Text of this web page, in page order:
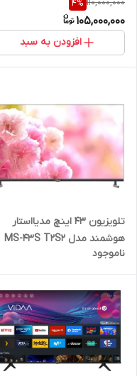
110,000,000
4%
105,000,000
افزودن به سبد
تلویزیون 43 اینچ مدیااستار
هوشمند مدل MS-43S T2S2
ناموجود